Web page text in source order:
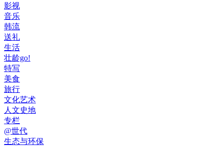
影视
音乐
韩流
送礼
生活
壮龄go!
特写
美食
旅行
文化艺术
人文史地
专栏
@世代
生态与环保